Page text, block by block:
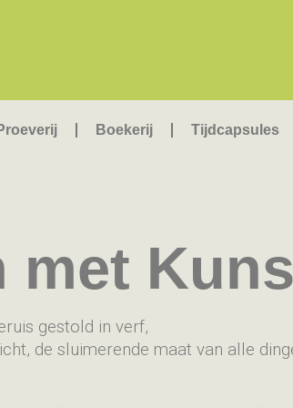
Boekerij Tijdcapsules
met
gestold in verf,
de sluimerende maat van alle